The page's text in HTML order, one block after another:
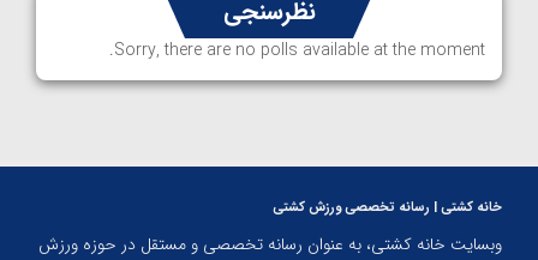
نظرسنجی
Sorry, there are no polls available at the moment.
خانه کشتی | رسانه تخصصی ورزش کشتی
وبسایت خانه کشتی، به عنوان رسانه تخصصی و مستقل در حوزه ورزش